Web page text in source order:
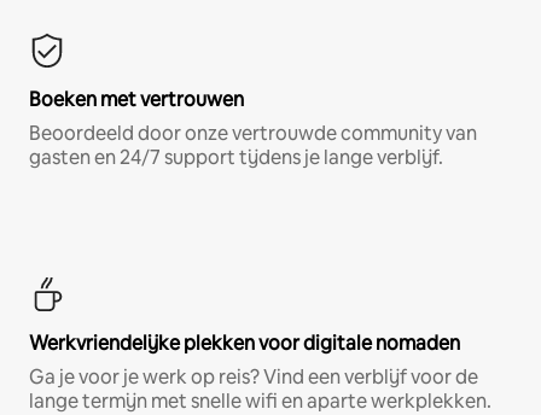
Boeken met vertrouwen
Beoordeeld door onze vertrouwde community van
gasten en 24/7 support tijdens je lange verblijf.
Werkvriendelijke plekken voor digitale nomaden
Ga je voor je werk op reis? Vind een verblijf voor de
lange termijn met snelle wifi en aparte werkplekken.